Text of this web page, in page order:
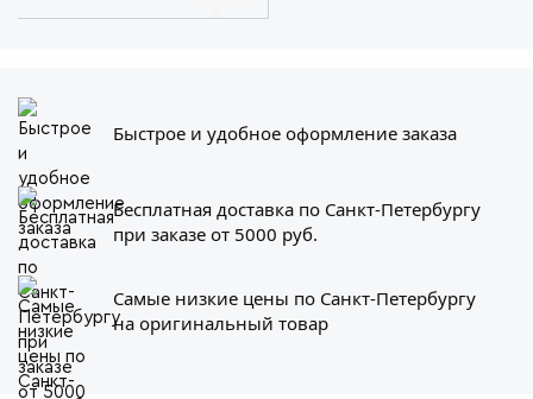
Быстрое и удобное оформление заказа
Бесплатная доставка по Санкт-Петербургу
при заказе от 5000 руб.
Самые низкие цены по Санкт-Петербургу
на оригинальный товар